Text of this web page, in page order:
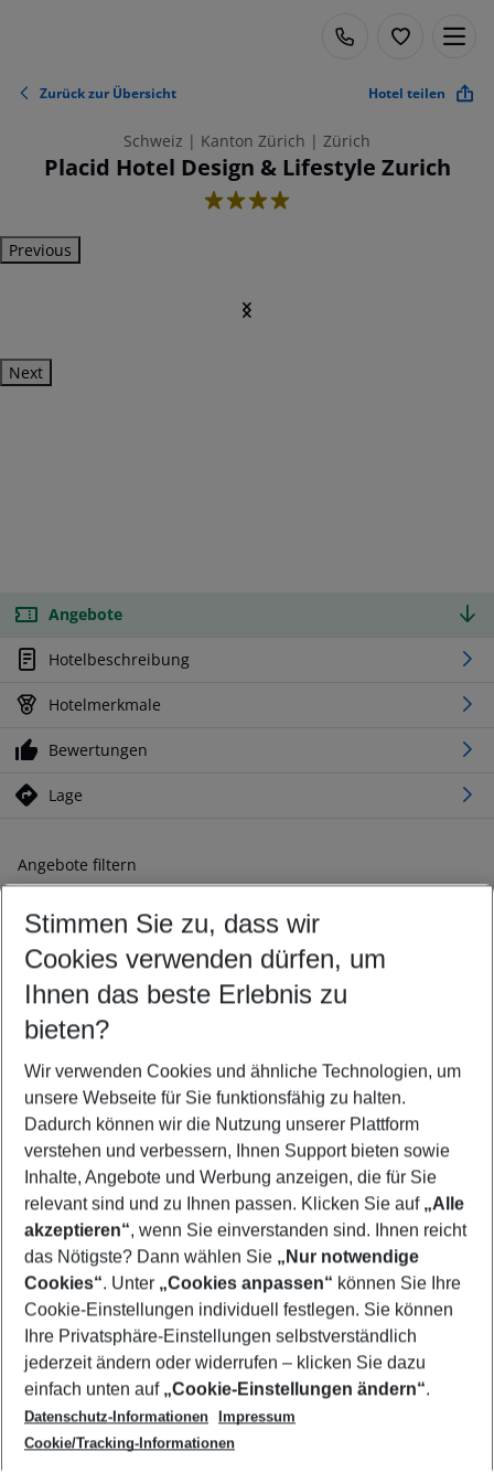
Zurück zur Übersicht Hotel teilen
Schweiz | Kanton Zürich | Zürich
Placid Hotel Design & Lifestyle Zurich
4
Previous
Next
Angebote
Hotelbeschreibung
Hotelmerkmale
Bewertungen
Lage
Angebote filtern
Ändern Sie Ihre Kriterien nach Ihren Wünschen
Abflughafen wählen
Beliebiger Abflughafen
Reisezeitraum wählen
10.08.26– 08.08.27 5-8 Nächte
2 Erwachsene Keine Kinder
Mehr Filter anzeigen
Footer
Footer navigation
Über uns
AGB
Cookie-Einstellungen ändern
Cookie-Richtlinie
Datenschutz
Service & Hilfe
Barrierefreies Reisen
Check-in
Folgen Sie uns
Stimmen Sie zu, dass wir
Cookies verwenden dürfen, um
Ihnen das beste Erlebnis zu
bieten?
Wir verwenden Cookies und ähnliche Technologien, um
unsere Webseite für Sie funktionsfähig zu halten.
Dadurch können wir die Nutzung unserer Plattform
verstehen und verbessern, Ihnen Support bieten sowie
Inhalte, Angebote und Werbung anzeigen, die für Sie
relevant sind und zu Ihnen passen. Klicken Sie auf „Alle
akzeptieren“, wenn Sie einverstanden sind. Ihnen reicht
das Nötigste? Dann wählen Sie „Nur notwendige
Cookies“. Unter „Cookies anpassen“ können Sie Ihre
Cookie-Einstellungen individuell festlegen. Sie können
Ihre Privatsphäre-Einstellungen selbstverständlich
jederzeit ändern oder widerrufen – klicken Sie dazu
einfach unten auf „Cookie-Einstellungen ändern“.
Datenschutz-Informationen
Impressum
Cookie/Tracking-Informationen